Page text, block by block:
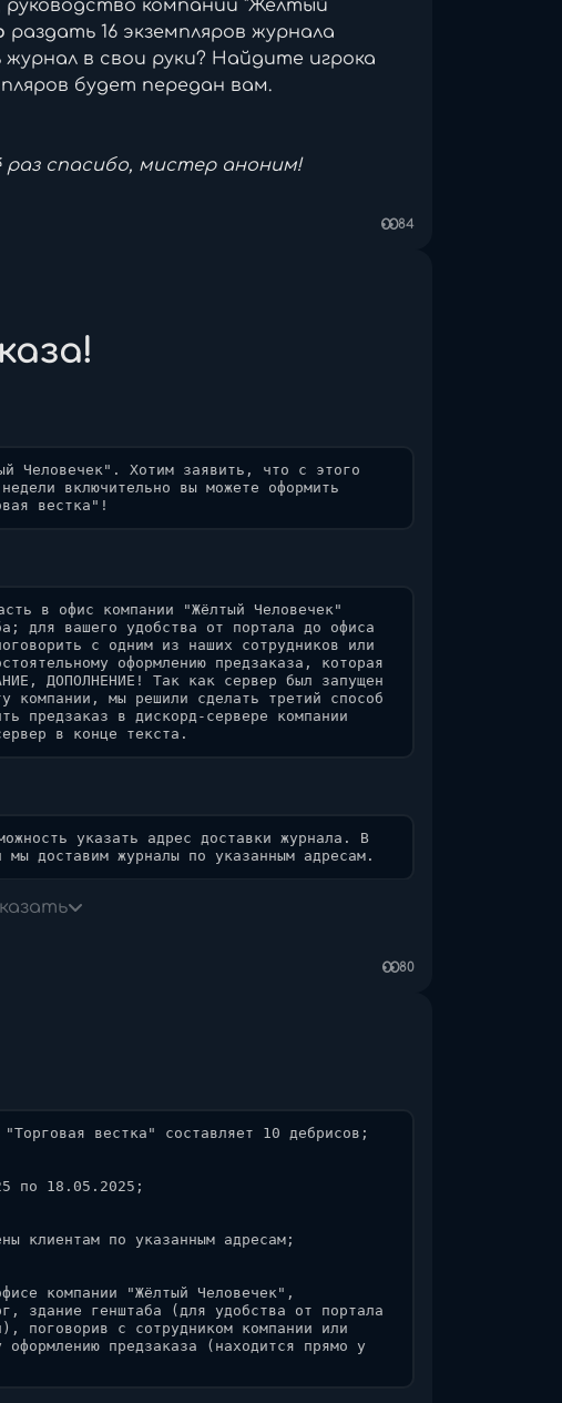
личные настройки).
1368949927589183580.
компании "Жёлтый
раздать 16 экземпляров журнала
в свои руки? Найдите игрока
будет передан вам.
раз спасибо, мистер аноним!
84
Человечек". Хотим заявить, что с этого
включительно вы можете оформить
вестка"!
в офис компании "Жёлтый Человечек"
для вашего удобства от портала до офиса
с одним из наших сотрудников или
оформлению предзаказа, которая
ДОПОЛНЕНИЕ! Так как сервер был запущен
компании, мы решили сделать третий способ
предзаказ в дискорд-сервере компании
в конце текста.
указать адрес доставки журнала. В
мы доставим журналы по указанным адресам.
10 дебрисов.
с проектом:
экономики, сведения об общественных
80
вестка" составляет 10 дебрисов;
по 18.05.2025;
клиентам по указанным адресам;
компании "Жёлтый Человечек",
здание генштаба (для удобства от портала
поговорив с сотрудником компании или
оформлению предзаказа (находится прямо у